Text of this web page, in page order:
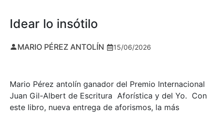
Idear lo insótilo
MARIO PÉREZ ANTOLÍN 15/06/2026
Mario Pérez antolín ganador del Premio Internacional
Juan Gil-Albert de Escritura Aforística y del Yo. Con
este libro, nueva entrega de aforismos, la más